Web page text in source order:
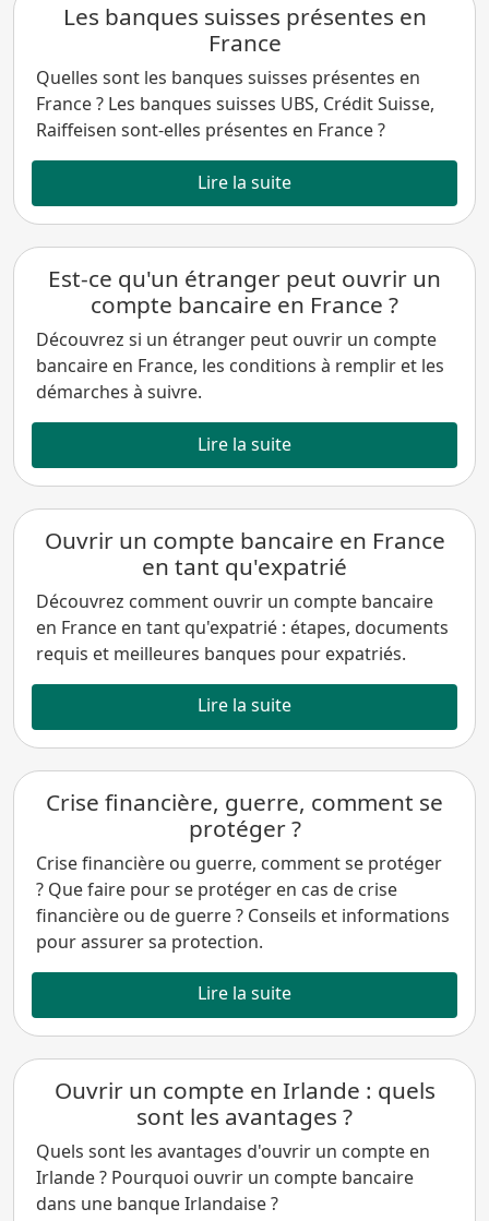
Les banques suisses présentes en
France
Quelles sont les banques suisses présentes en
France ? Les banques suisses UBS, Crédit Suisse,
Raiffeisen sont-elles présentes en France ?
Lire la suite
Est-ce qu'un étranger peut ouvrir un
compte bancaire en France ?
Découvrez si un étranger peut ouvrir un compte
bancaire en France, les conditions à remplir et les
démarches à suivre.
Lire la suite
Ouvrir un compte bancaire en France
en tant qu'expatrié
Découvrez comment ouvrir un compte bancaire
en France en tant qu'expatrié : étapes, documents
requis et meilleures banques pour expatriés.
Lire la suite
Crise financière, guerre, comment se
protéger ?
Crise financière ou guerre, comment se protéger
? Que faire pour se protéger en cas de crise
financière ou de guerre ? Conseils et informations
pour assurer sa protection.
Lire la suite
Ouvrir un compte en Irlande : quels
sont les avantages ?
Quels sont les avantages d'ouvrir un compte en
Irlande ? Pourquoi ouvrir un compte bancaire
dans une banque Irlandaise ?